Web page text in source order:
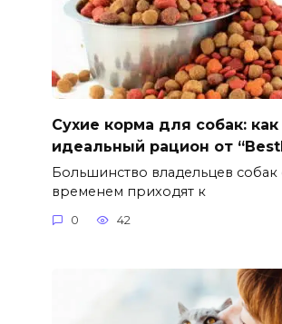
Сухие корма для собак:
идеальный рацион от
Большинство владельцев собак
временем приходят к
0 42